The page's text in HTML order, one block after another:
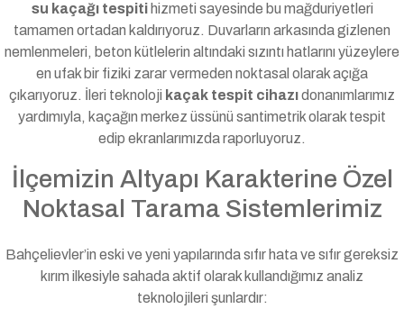
su kaçağı tespitihizmeti sayesinde bu mağduriyetleri
tamamen ortadan kaldırıyoruz. Duvarların arkasında gizlenen
nemlenmeleri, beton kütlelerin altındaki sızıntı hatlarını yüzeylere
en ufak bir fiziki zarar vermeden noktasal olarak açığa
çıkarıyoruz. İleri teknoloji kaçak tespit cihazıdonanımlarımız
yardımıyla, kaçağın merkez üssünü santimetrik olarak tespit
edip ekranlarımızda raporluyoruz.
İlçemizin Altyapı Karakterine Özel
Noktasal Tarama Sistemlerimiz
Bahçelievler’in eski ve yeni yapılarında sıfır hata ve sıfır gereksiz
kırım ilkesiyle sahada aktif olarak kullandığımız analiz
teknolojileri şunlardır: